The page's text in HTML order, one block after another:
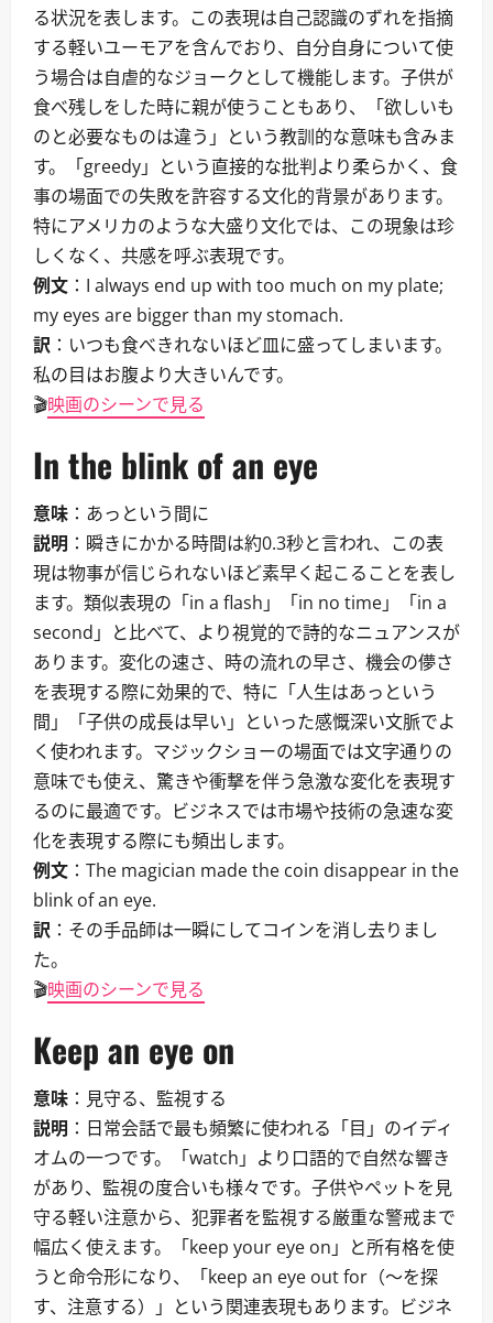
る状況を表します。この表現は自己認識のずれを指摘
する軽いユーモアを含んでおり、自分自身について使
う場合は自虐的なジョークとして機能します。子供が
食べ残しをした時に親が使うこともあり、「欲しいも
のと必要なものは違う」という教訓的な意味も含みま
す。「greedy」という直接的な批判より柔らかく、食
事の場面での失敗を許容する文化的背景があります。
特にアメリカのような大盛り文化では、この現象は珍
しくなく、共感を呼ぶ表現です。
例文 ：I always end up with too much on my plate;
my eyes are bigger than my stomach.
訳 ：いつも食べきれないほど皿に盛ってしまいます。
私の目はお腹より大きいんです。
🎬映画のシーンで見る
In the blink of an eye
意味 ：あっという間に
説明 ：瞬きにかかる時間は約0.3秒と言われ、この表
現は物事が信じられないほど素早く起こることを表し
ます。類似表現の「in a flash」「in no time」「in a
second」と比べて、より視覚的で詩的なニュアンスが
あります。変化の速さ、時の流れの早さ、機会の儚さ
を表現する際に効果的で、特に「人生はあっという
間」「子供の成長は早い」といった感慨深い文脈でよ
く使われます。マジックショーの場面では文字通りの
意味でも使え、驚きや衝撃を伴う急激な変化を表現す
るのに最適です。ビジネスでは市場や技術の急速な変
化を表現する際にも頻出します。
例文 ：The magician made the coin disappear in the
blink of an eye.
訳 ：その手品師は一瞬にしてコインを消し去りまし
た。
🎬映画のシーンで見る
Keep an eye on
意味 ：見守る、監視する
説明 ：日常会話で最も頻繁に使われる「目」のイディ
オムの一つです。「watch」より口語的で自然な響き
があり、監視の度合いも様々です。子供やペットを見
守る軽い注意から、犯罪者を監視する厳重な警戒まで
幅広く使えます。「keep your eye on」と所有格を使
うと命令形になり、「keep an eye out for（～を探
す、注意する）」という関連表現もあります。ビジネ